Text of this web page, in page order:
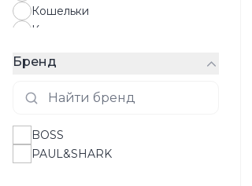
Кошельки
Картхолдеры
Солнцезащитные очки
Парфюмы
Платки
Полотенца
Бренд
BOSS
PAUL&SHARK